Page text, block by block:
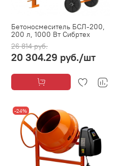
Бетоносмеситель БСЛ-200,
200 л, 1000 Вт Сибртех
26 814 руб.
20 304.29 руб./шт
-24%